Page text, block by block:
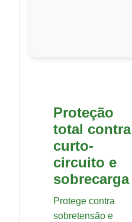
Proteção
total contra
curto-
circuito e
sobrecarga
Protege contra
sobretensão e